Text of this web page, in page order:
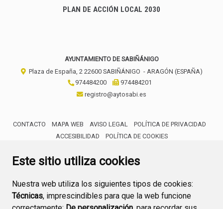
Este sitio utiliza cookies
Nuestra web utiliza los siguientes tipos de cookies:
Técnicas, imprescindibles para que la web funcione
PLAN DE ACCIÓN LOCAL 2030
AYUNTAMIENTO DE SABIÑÁNIGO
Plaza de España, 2 22600 SABIÑÁNIGO - ARAGÓN (ESPAÑA)
974484200
974484201
registro@aytosabi.es
CONTACTO MAPA WEB AVISO LEGAL
POLÍTICA DE PRIVACIDAD
ACCESIBILIDAD
POLÍTICA DE COOKIES